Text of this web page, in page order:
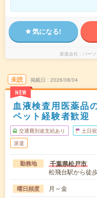
気になる!
派遣会社 パー
未読
NEW
掲載日 2026/08/04
血液検査用医薬品
ペット経験者歓迎
交通費別途支給あり 土日
派遣
勤務地 千葉県松戸市
松飛台駅から徒
曜日頻度 月～金